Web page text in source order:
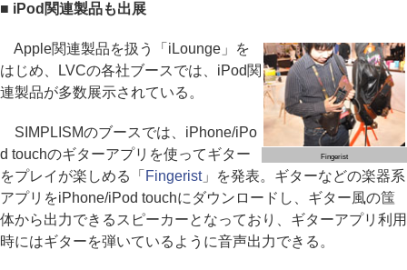
■ iPod関連製品も出展
Fingerist
Apple関連製品を扱う「iLounge」を
はじめ、LVCの各社ブースでは、iPod関
連製品が多数展示されている。
SIMPLISMのブースでは、iPhone/iPo
d touchのギターアプリを使ってギター
をプレイが楽しめる「 Fingerist」を発表。ギターなどの楽器系
アプリをiPhone/iPod touchにダウンロードし、ギター風の筺
体から出力できるスピーカーとなっており、ギターアプリ利用
時にはギターを弾いているように音声出力できる。